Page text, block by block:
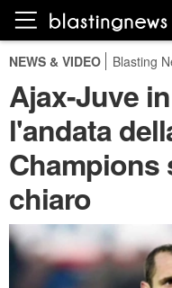
NEWS & VIDEO Blasting
Ajax-Juve
l'andata
Champions
chiaro